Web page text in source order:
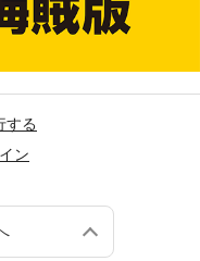
する
ン